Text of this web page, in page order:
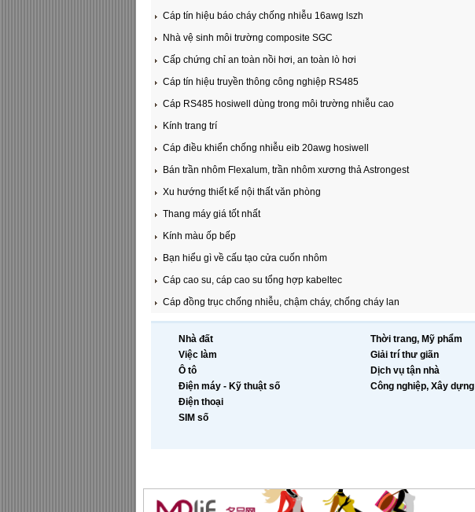
Cáp tín hiệu báo cháy chống nhiễu 16awg lszh
Nhà vệ sinh môi trường composite SGC
Cấp chứng chỉ an toàn nồi hơi, an toàn lò hơi
Cáp tín hiệu truyền thông công nghiệp RS485
Cáp RS485 hosiwell dùng trong môi trường nhiễu cao
Kính trang trí
Cáp điều khiển chống nhiễu eib 20awg hosiwell
Bán trần nhôm Flexalum, trần nhôm xương thả Astrongest
Xu hướng thiết kế nội thất văn phòng
Thang máy giá tốt nhất
Kính màu ốp bếp
Bạn hiểu gì về cấu tạo cửa cuốn nhôm
Cáp cao su, cáp cao su tổng hợp kabeltec
Cáp đồng trục chống nhiễu, chậm cháy, chống cháy lan
Nhà đất
Việc làm
Ô tô
Điện máy - Kỹ thuật số
Điện thoại
SIM số
Thời trang, Mỹ phẩm
Giải trí thư giãn
Dịch vụ tận nhà
Công nghiệp, Xây dựng